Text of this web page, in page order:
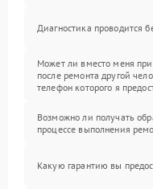
Диагностика проводится
Может ли вместо меня
после ремонта другой
телефон которого я
Возможно ли получать
процессе выполнения
Какую гарантию вы